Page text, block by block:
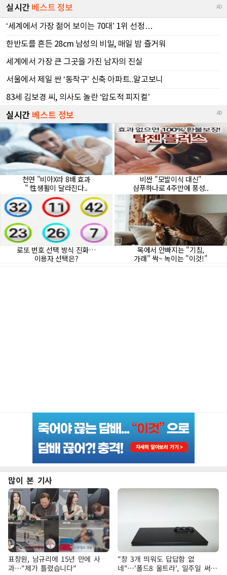
많이 본 기사
표창원, 남규리에 15년 만에 사
과…"제가 틀렸습니다"
"창 3개 띄워도 답답함 없
네"…'폴드8 울트라', 일주일 써보